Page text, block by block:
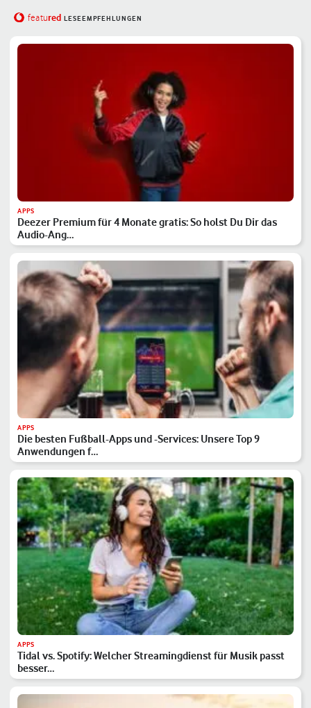
featured LESEEMPFEHLUNGEN
APPS
Deezer Premium für 4 Monate gratis: So holst Du Dir das
Audio-Ang…
APPS
Die besten Fußball-Apps und -Services: Unsere Top 9
Anwendungen f…
APPS
Tidal vs. Spotify: Welcher Streamingdienst für Musik passt
besser…